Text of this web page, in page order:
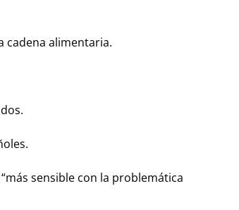
cadena alimentaria.
sensible con la problemática